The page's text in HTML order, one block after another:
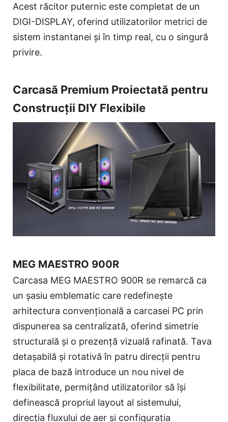
Acest răcitor puternic este completat de un
DIGI-DISPLAY, oferind utilizatorilor metrici de
sistem instantanei și în timp real, cu o singură
privire.
Carcasă Premium Proiectată pentru
Construcții DIY Flexibile
MEG MAESTRO 900R
Carcasa MEG MAESTRO 900R se remarcă ca
un șasiu emblematic care redefinește
arhitectura convențională a carcasei PC prin
dispunerea sa centralizată, oferind simetrie
structurală și o prezență vizuală rafinată. Tava
detașabilă și rotativă în patru direcții pentru
placa de bază introduce un nou nivel de
flexibilitate, permițând utilizatorilor să își
definească propriul layout al sistemului,
direcția fluxului de aer și configurația